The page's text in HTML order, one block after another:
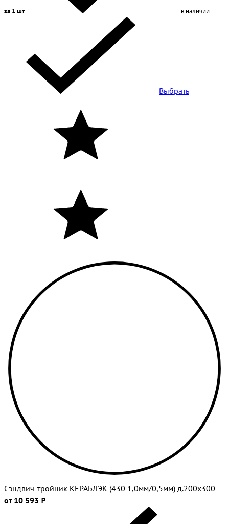
за 1 шт в наличии
Выбрать
Сэндвич-тройник КЕРАБЛЭК (430 1,0мм/0,5мм) д.200х300
от 10 593 ₽